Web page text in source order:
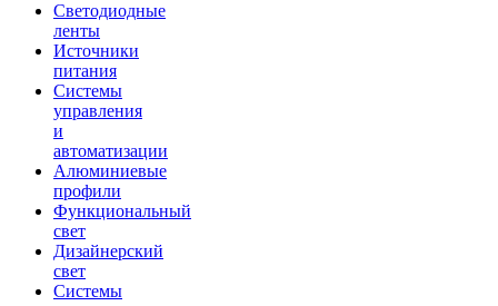
Светодиодные
ленты
Источники
питания
Системы
управления
и
автоматизации
Алюминиевые
профили
Функциональный
свет
Дизайнерский
свет
Системы